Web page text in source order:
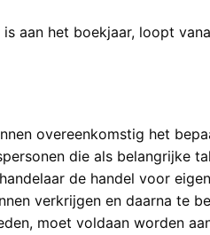
aan het boekjaar, loopt
overeenkomstig het
die als belangrijke
de handel voor
verkrijgen en daarna te
moet voldaan worden